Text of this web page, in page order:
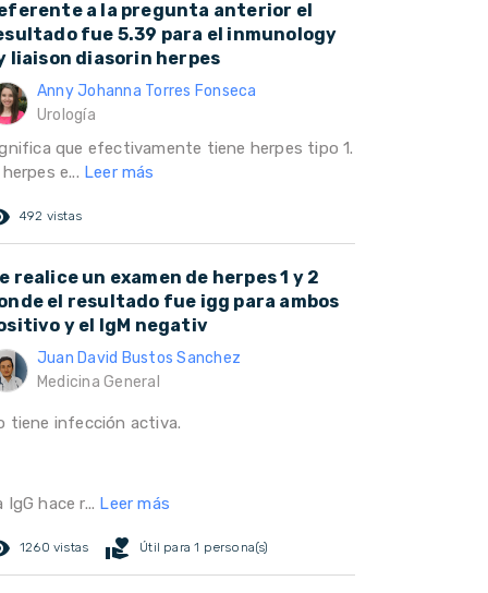
a la pregunta anterior el
fue 5.39 para el inmunology
liaison diasorin herpes
Anny Johanna Torres Fonseca
Urología
que efectivamente tiene herpes tipo 1.
herpes e... Leer más
492 vistas
realice un examen de herpes 1 y 2
el resultado fue igg para ambos
y el IgM negativ
Juan David Bustos Sanchez
Medicina General
tiene infección activa.
IgG hace r... Leer más
1260 vistas volunteer_activism Útil para 1 persona(s)